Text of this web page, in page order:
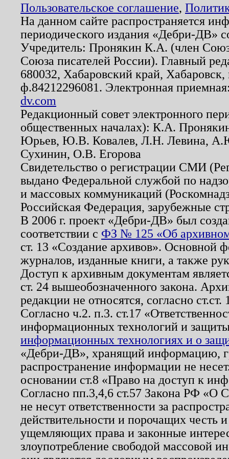
Пользовательское соглашение,
На данном сайте распространяется
периодического издания «Дебри-ДВ»
Учредитель: Пронякин К.А. (член
Союза писателей России). Главный
680032, Хабаровский край,
ф.84212296081. Электронная
dv.com
Редакционный совет электронного
общественных началах): К.А.
Юрьев, Ю.В. Ковалев, Л.Н. Левина,
Сухинин, О.В. Егорова
Свидетельство о регистрации СМИ
выдано Федеральной службой по
и массовых коммуникаций
Российская Федерация, зарубежные
В 2006 г. проект «Дебри-ДВ» был
соответствии с ФЗ № 125 «Об
ст. 13 «Создание архивов». Основной
журналов, изданные книги, а также
Доступ к архивным документам
ст. 24 вышеобозначенного закона.
редакции не относятся, согласно
Согласно ч.2. п.3. ст.17
информационных технологий и
информационных технологиях и о
«Дебри-ДВ», хранящий информацию,
распространение информации не
основании ст.8 «Право на доступ к
Согласно пп.3,4,6 ст.57 Закона РФ «О
не несут ответственности за
действительности и порочащих честь
ущемляющих права и законные
злоупотребление свободой массовой